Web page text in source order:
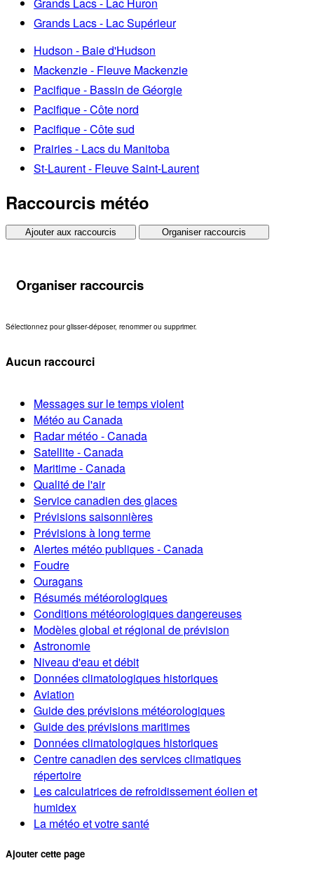
Grands Lacs - Lac Huron
Grands Lacs - Lac Supérieur
Hudson - Baie d'Hudson
Mackenzie - Fleuve Mackenzie
Pacifique - Bassin de Géorgie
Pacifique - Côte nord
Pacifique - Côte sud
Prairies - Lacs du Manitoba
St-Laurent - Fleuve Saint-Laurent
Raccourcis météo
Ajouter aux raccourcis Organiser raccourcis
Organiser raccourcis
Sélectionnez pour glisser-déposer, renommer ou supprimer.
Aucun raccourci
Messages sur le temps violent
Météo au Canada
Radar météo - Canada
Satellite - Canada
Maritime - Canada
Qualité de l'air
Service canadien des glaces
Prévisions saisonnières
Prévisions à long terme
Alertes météo publiques - Canada
Foudre
Ouragans
Résumés météorologiques
Conditions météorologiques dangereuses
Modèles global et régional de prévision
Astronomie
Niveau d'eau et débit
Données climatologiques historiques
Aviation
Guide des prévisions météorologiques
Guide des prévisions maritimes
Données climatologiques historiques
Centre canadien des services climatiques
répertoire
Les calculatrices de refroidissement éolien et
humidex
La météo et votre santé
Ajouter cette page